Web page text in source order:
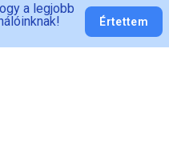
a legjobb
Értettem